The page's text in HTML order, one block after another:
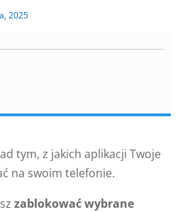
2025
tym, z jakich aplikacji Twoje
na swoim telefonie.
zablokować wybrane